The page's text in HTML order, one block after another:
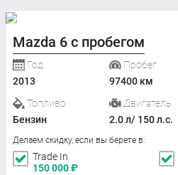
Mazda 6 с пробегом
Год
2013
Пробег
97400 км
Топливо
Бензин
Двигатель
2.0 л/ 150 л.с.
Делаем скидку, если вы берете в:
Trade In
150 000₽